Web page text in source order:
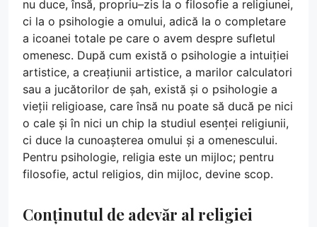
nu duce, însă, propriu–zis la o filosofie a religiunei,
ci la o psihologie a omului, adică la o completare
a icoanei totale pe care o avem despre sufletul
omenesc. După cum există o psihologie a intuiției
artistice, a creațiunii artistice, a marilor calculatori
sau a jucătorilor de șah, există și o psihologie a
vieții religioase, care însă nu poate să ducă pe nici
o cale și în nici un chip la studiul esenței religiunii,
ci duce la cunoașterea omului și a omenescului.
Pentru psihologie, religia este un mijloc; pentru
filosofie, actul religios, din mijloc, devine scop.
Conținutul de adevăr al religiei